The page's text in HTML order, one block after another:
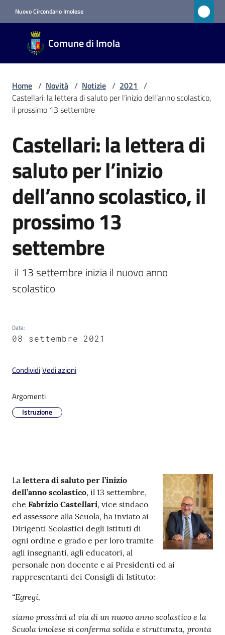
Nuovo Circondario Imolese
Comune di Imola
Comune
di Imola
RETE
Amministrazione
Novità
Menu selezionato
Imola
V
i
t
e
m
o
l
PNRR
Servizi
on-
line
Seguici
su
Home / Novità / Notizie / 2021 /
Castellari: la lettera di saluto per l’inizio dell’anno scolastico,
il prossimo 13 settembre
Salta al contenuto
Castellari: la lettera di
saluto per l’inizio
dell’anno scolastico, il
prossimo 13
settembre
scolastico
Data:
08 settembre 2021
CondividiVedi azioni
Argomenti
Istruzione
Contenuto
La lettera di saluto per l’inizio
dell’anno scolastico, il 13 settembre,
che Fabrizio Castellari, vice sindaco
ed assessore alla Scuola, ha inviato ai
Dirigenti Scolastici degli Istituti di
ogni ordine e grado e per loro tramite
agli insegnanti, agli educatori, al
personale non docente e ai Presidenti ed ai
rappresentanti dei Consigli di Istituto:
“Egregi,
siamo prossimi al via di un nuovo anno scolastico e la
Scuola imolese si conferma solida e strutturata, pronta